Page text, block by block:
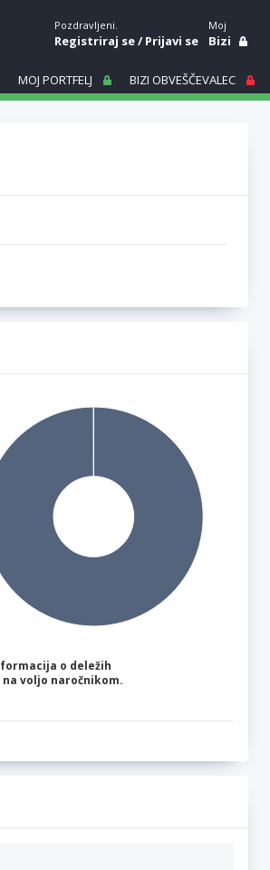
Pozdravljeni.
Registriraj se/Prijavi se
Moj
Bizi
MOJ PORTFELJ BIZI OBVEŠČEVALEC
o deležih
na voljo naročnikom.